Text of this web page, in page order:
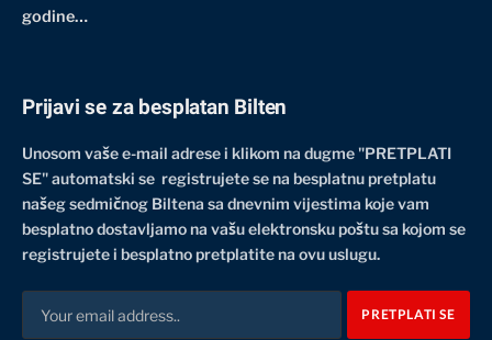
godine…
Prijavi se za besplatan Bilten
Unosom vaše e-mail adrese i klikom na dugme "PRETPLATI
SE" automatski se registrujete se na besplatnu pretplatu
našeg sedmičnog Biltena sa dnevnim vijestima koje vam
besplatno dostavljamo na vašu elektronsku poštu sa kojom se
registrujete i besplatno pretplatite na ovu uslugu.